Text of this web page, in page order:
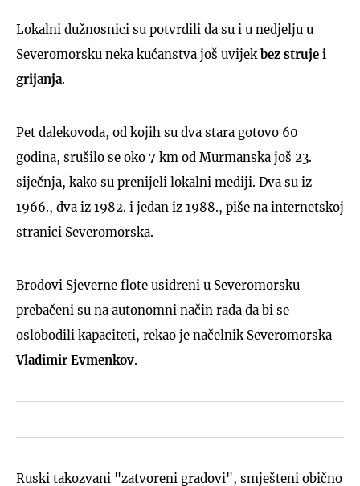
Lokalni dužnosnici su potvrdili da su i u nedjelju u
Severomorsku neka kućanstva još uvijek bez struje i
grijanja.
Pet dalekovoda, od kojih su dva stara gotovo 60
godina, srušilo se oko 7 km od Murmanska još 23.
siječnja, kako su prenijeli lokalni mediji. Dva su iz
1966., dva iz 1982. i jedan iz 1988., piše na internetskoj
stranici Severomorska.
Brodovi Sjeverne flote usidreni u Severomorsku
prebačeni su na autonomni način rada da bi se
oslobodili kapaciteti, rekao je načelnik Severomorska
Vladimir Evmenkov.
Ruski takozvani "zatvoreni gradovi", smješteni obično